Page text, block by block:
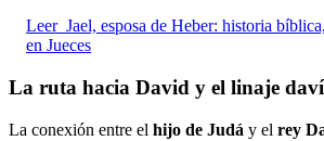
Leer Jael, esposa de Heber: historia
en Jueces
La ruta hacia David y el linaje
La conexión entre el hijo de Judá y el rey